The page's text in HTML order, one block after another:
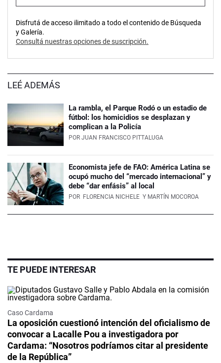
Disfrutá de acceso ilimitado a todo el contenido de Búsqueda
y Galería.
Consultá nuestras opciones de suscripción.
LEÉ ADEMÁS
La rambla, el Parque Rodó o un estadio de
fútbol: los homicidios se desplazan y
complican a la Policía
POR JUAN FRANCISCO PITTALUGA
Economista jefe de FAO: América Latina se
ocupó mucho del “mercado internacional” y
debe “dar enfásis” al local
POR FLORENCIA NICHELE Y MARTÍN MOCOROA
TE PUEDE INTERESAR
Caso Cardama
La oposición cuestionó intención del oficialismo de
convocar a Lacalle Pou a investigadora por
Cardama: “Nosotros podríamos citar al presidente
de la República”